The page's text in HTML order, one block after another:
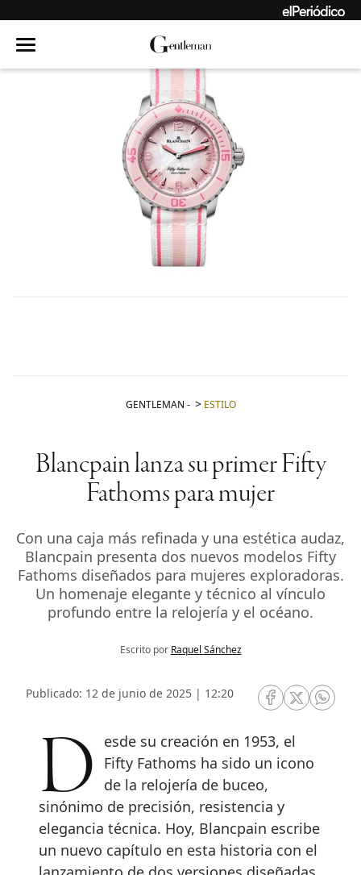
GENTLEMAN - ESTILO
Blancpain lanza su primer Fifty
Fathoms para mujer
Con una caja más refinada y una estética audaz,
Blancpain presenta dos nuevos modelos Fifty
Fathoms diseñados para mujeres exploradoras.
Un homenaje elegante y técnico al vínculo
profundo entre la relojería y el océano.
Escrito por Raquel Sánchez
Publicado: 12 de junio de 2025 | 12:20
RRSS Facebook
RRSSRRSS
Desde su creación en 1953, el
Fifty Fathoms ha sido un icono
de la relojería de buceo,
sinónimo de precisión, resistencia y
elegancia técnica. Hoy, Blancpain escribe
un nuevo capítulo en esta historia con el